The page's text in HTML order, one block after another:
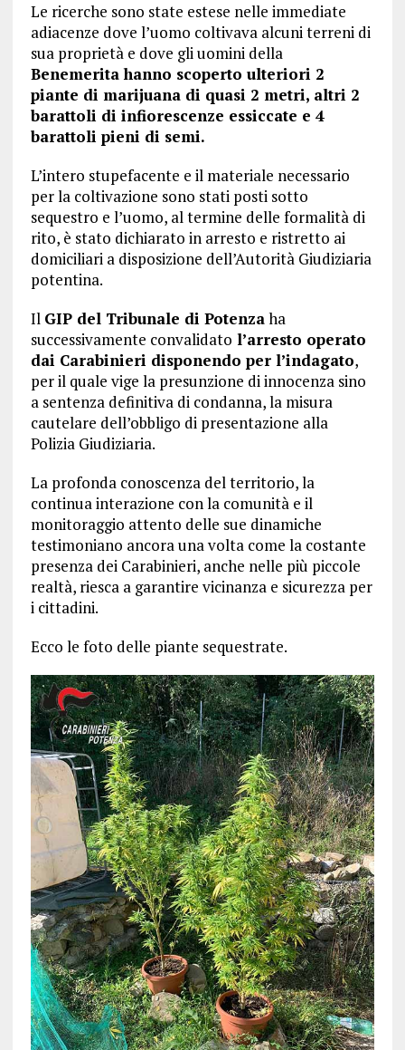
Le ricerche sono state estese nelle immediate
adiacenze dove l’uomo coltivava alcuni terreni di
sua proprietà e dove gli uomini della
Benemerita hanno scoperto ulteriori 2
piante di marijuana di quasi 2 metri, altri 2
barattoli di infiorescenze essiccate e 4
barattoli pieni di semi.
L’intero stupefacente e il materiale necessario
per la coltivazione sono stati posti sotto
sequestro e l’uomo, al termine delle formalità di
rito, è stato dichiarato in arresto e ristretto ai
domiciliari a disposizione dell’Autorità Giudiziaria
potentina.
Il GIP del Tribunale di Potenzaha
successivamente convalidato l’arresto operato
dai Carabinieri disponendo per l’indagato,
per il quale vige la presunzione di innocenza sino
a sentenza definitiva di condanna, la misura
cautelare dell’obbligo di presentazione alla
Polizia Giudiziaria.
La profonda conoscenza del territorio, la
continua interazione con la comunità e il
monitoraggio attento delle sue dinamiche
testimoniano ancora una volta come la costante
presenza dei Carabinieri, anche nelle più piccole
realtà, riesca a garantire vicinanza e sicurezza per
i cittadini.
Ecco le foto delle piante sequestrate.